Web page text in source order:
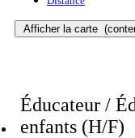
Afficher la carte
Éducateur /
enfants (H/F)